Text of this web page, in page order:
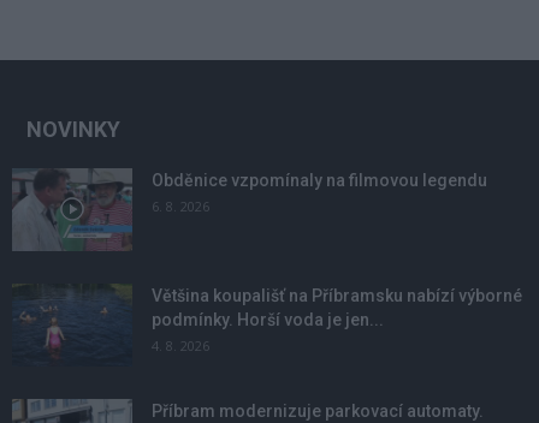
NOVINKY
Obděnice vzpomínaly na filmovou legendu
6. 8. 2026
Většina koupališť na Příbramsku nabízí výborné
podmínky. Horší voda je jen...
4. 8. 2026
Příbram modernizuje parkovací automaty.